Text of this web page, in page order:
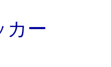
カー